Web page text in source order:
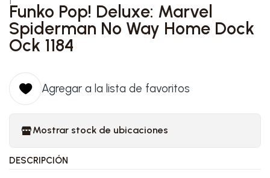
Funko Pop! Deluxe: Marvel
Spiderman No Way Home Dock
Ock 1184
Agregar a la lista de favoritos
Mostrar stock de ubicaciones
DESCRIPCIÓN